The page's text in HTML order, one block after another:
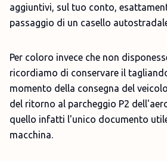
aggiuntivi, sul tuo conto,
passaggio di un casello
Per coloro invece che non
ricordiamo di conservare il
momento della consegna del
del ritorno al parcheggio P2
quello infatti l'unico documento
macchina.